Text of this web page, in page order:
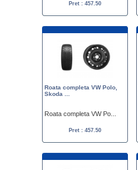
Pret : 457.50
Roata completa VW Polo,
Skoda ...
Roata completa VW Po...
Pret : 457.50